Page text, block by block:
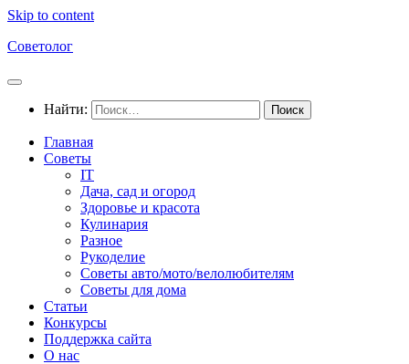
Skip to content
Советолог
Найти:
Главная
Советы
IT
Дача, сад и огород
Здоровье и красота
Кулинария
Разное
Рукоделие
Советы авто/мото/велолюбителям
Советы для дома
Статьи
Конкурсы
Поддержка сайта
О нас